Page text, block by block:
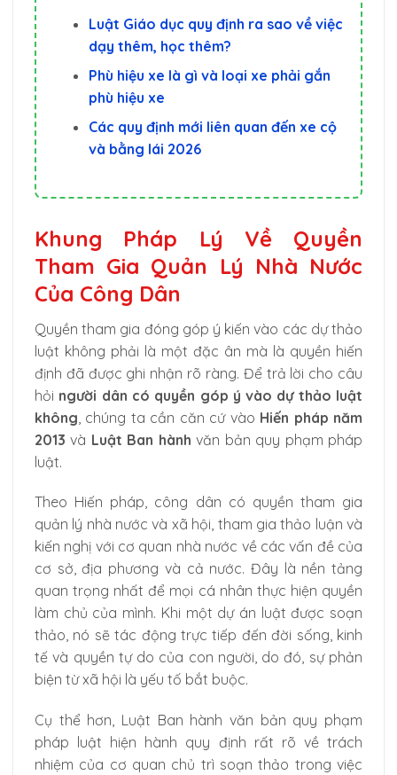
Luật Giáo dục quy định ra sao về việc
dạy thêm, học thêm?
Phù hiệu xe là gì và loại xe phải gắn
phù hiệu xe
Các quy định mới liên quan đến xe cộ
và bằng lái 2026
Khung Pháp Lý Về Quyền
Tham Gia Quản Lý Nhà Nước
Của Công Dân
Quyền tham gia đóng góp ý kiến vào các dự thảo
luật không phải là một đặc ân mà là quyền hiến
định đã được ghi nhận rõ ràng. Để trả lời cho câu
hỏi người dân có quyền góp ý vào dự thảo luật
không , chúng ta cần căn cứ vào Hiến pháp năm
2013 và Luật Ban hành văn bản quy phạm pháp
luật.
Theo Hiến pháp, công dân có quyền tham gia
quản lý nhà nước và xã hội, tham gia thảo luận và
kiến nghị với cơ quan nhà nước về các vấn đề của
cơ sở, địa phương và cả nước. Đây là nền tảng
quan trọng nhất để mọi cá nhân thực hiện quyền
làm chủ của mình. Khi một dự án luật được soạn
thảo, nó sẽ tác động trực tiếp đến đời sống, kinh
tế và quyền tự do của con người, do đó, sự phản
biện từ xã hội là yếu tố bắt buộc.
Cụ thể hơn, Luật Ban hành văn bản quy phạm
pháp luật hiện hành quy định rất rõ về trách
nhiệm của cơ quan chủ trì soạn thảo trong việc